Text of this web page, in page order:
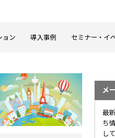
ョン 導入事例 セミナー・イ
メ
最
ち
し